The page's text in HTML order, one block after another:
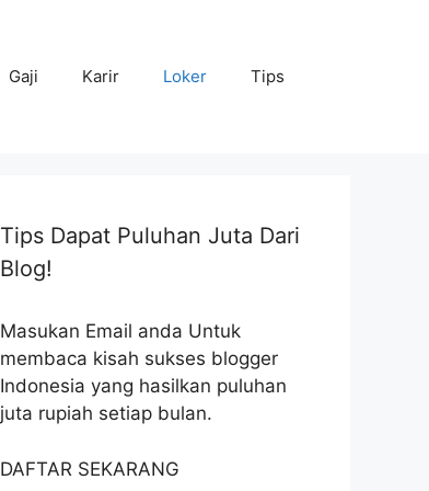
Gaji Karir Loker Tips
Tips Dapat Puluhan Juta Dari
Blog!
Masukan Email anda Untuk
membaca kisah sukses blogger
Indonesia yang hasilkan puluhan
juta rupiah setiap bulan.
DAFTAR SEKARANG